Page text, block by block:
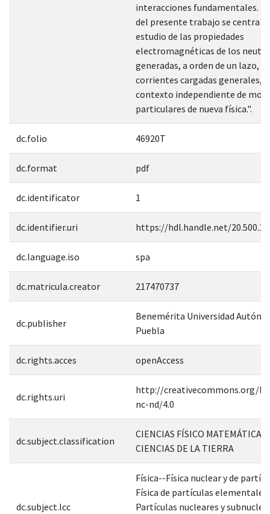
interacciones fundamentales.
del presente trabajo se centra
estudio de las propiedades
electromagnéticas de los
generadas, a orden de un lazo,
corrientes cargadas generales,
contexto independiente de
particulares de nueva física.".
dc.folio 46920T
dc.format pdf
dc.identificator 1
dc.identifier.uri https://hdl.handle.net/
dc.language.iso spa
dc.matricula.creator 217470737
dc.publisher
Benemérita Universidad
Puebla
dc.rights.acces openAccess
dc.rights.uri
http://creativecommons.org/
nc-nd/4.0
dc.subject.classification
CIENCIAS FÍSICO MATEMÁTICAS
CIENCIAS DE LA TIERRA
dc.subject.lcc
Física--Física nuclear y de
Física de partículas
Partículas nucleares y